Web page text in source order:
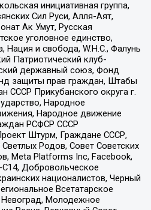
инициативная группа,
Сил Руси, Алля-Аят,
Ак Умут, Русская
уголовное единство,
Нация и свобода, W.H.С., Фалунь
Патриотический клуб-
державный союз, Фонд
защиты прав граждан, Штабы
СССР Прикубанского округа г.
Народное
Народное движение
РСФСР СССР
Штурм, Граждане СССР,
Родов, Совет Советских
Meta Platforms Inc, Facebook,
Добровольческое
националистов, Черный
Всетатарское
Молодежное